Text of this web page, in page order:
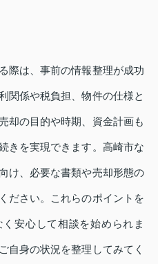
際は、事前の情報整理が成功
関係や税負担、物件の仕様と
却の目的や時期、資金計画も
きを実現できます。高崎市な
け、必要な書類や売却形態の
ださい。これらのポイントを
安心して相談を始められま
自身の状況を整理してみてく